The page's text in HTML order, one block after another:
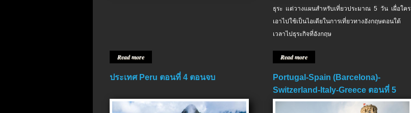
Read more
ธุระ แต่วางแผนสำหรับเที่ยวประมาณ 5 วัน เผื่อใคร
เอาไปใช้เป็นไอเดียในการเที่ยวทางอังกฤษตอนใต้
เวลาไปธุระกิจที่อังกฤษ
Read more
ประเทศ Peru ตอนที่ 4 ตอนจบ
Portugal-Spain (Barcelona)-
Switzerland-Italy-Greece ตอนที่ 5